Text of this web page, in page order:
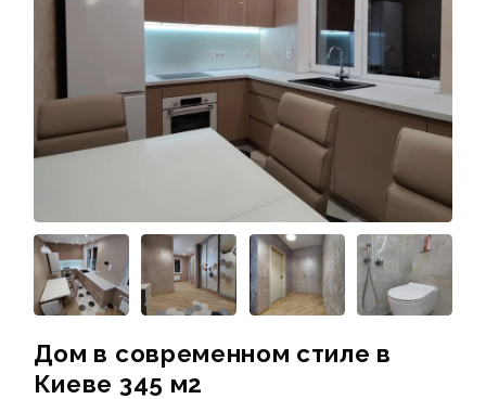
Дом в современном стиле в
Киеве 345 м2